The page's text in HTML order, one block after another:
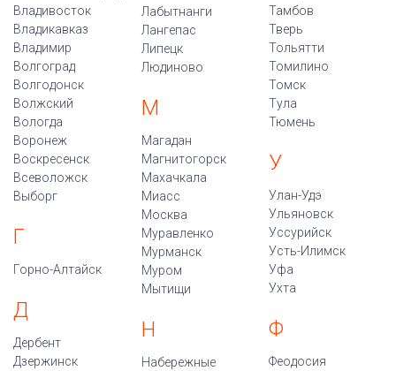
Владивосток
Владикавказ
Владимир
Волгоград
Волгодонск
Волжский
Вологда
Воронеж
Воскресенск
Всеволожск
Выборг
Г
Горно-Алтайск
Д
Дербент
Дзержинск
Лабытнанги
Лангепас
Липецк
Людиново
М
Магадан
Магнитогорск
Махачкала
Миасс
Москва
Муравленко
Мурманск
Муром
Мытищи
Н
Набережные
Тамбов
Тверь
Тольятти
Томилино
Томск
Тула
Тюмень
У
Улан-Удэ
Ульяновск
Уссурийск
Усть-Илимск
Уфа
Ухта
Ф
Феодосия